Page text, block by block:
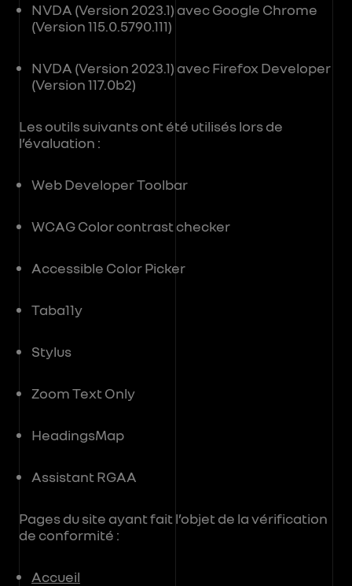
NVDA (Version 2023.1) avec Google Chrome
(Version 115.0.5790.111)
NVDA (Version 2023.1) avec Firefox Developer
(Version 117.0b2)
Les outils suivants ont été utilisés lors de
l’évaluation :
Web Developer Toolbar
WCAG Color contrast checker
Accessible Color Picker
Taba11y
Stylus
Zoom Text Only
HeadingsMap
Assistant RGAA
Pages du site ayant fait l’objet de la vérification
de conformité :
Accueil